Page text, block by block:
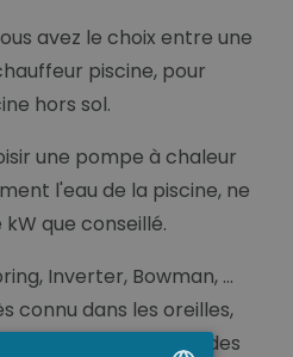
avez le choix entre une
piscine, pour
hors sol.
une pompe à chaleur
l'eau de la piscine, ne
que conseillé.
Inverter, Bowman, ...
connu dans les oreilles,
nous choisissons des